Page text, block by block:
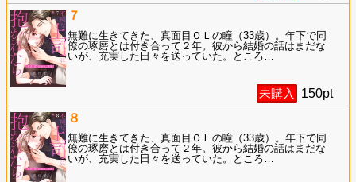
７
無難に生きてきた、真面目ＯＬの瞳（33歳）。年下で同
僚の琢磨とは付き合って２年。彼から結婚の話はまだな
いが、充実した日々を送っていた。ところ
未購入 150pt
８
無難に生きてきた、真面目ＯＬの瞳（33歳）。年下で同
僚の琢磨とは付き合って２年。彼から結婚の話はまだな
いが、充実した日々を送っていた。ところ